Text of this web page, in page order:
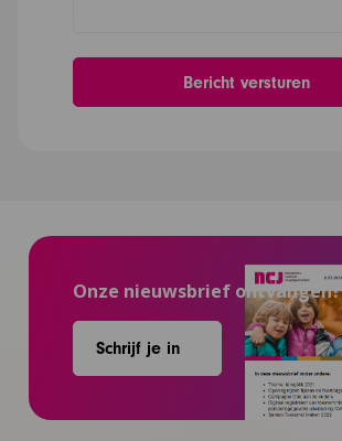
Onze nieuwsbrief ontvangen?
Schrijf je in